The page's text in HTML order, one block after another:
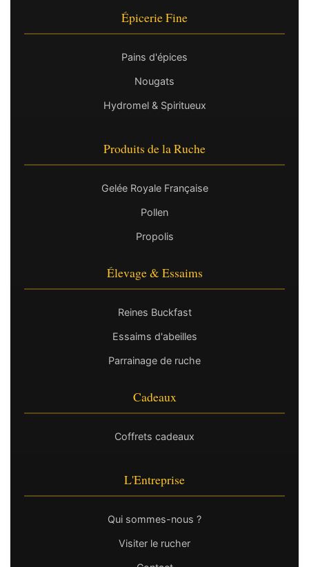
Épicerie Fine
Pains d'épices
Nougats
Hydromel & Spiritueux
Produits de la Ruche
Gelée Royale Française
Pollen
Propolis
Élevage & Essaims
Reines Buckfast
Essaims d'abeilles
Parrainage de ruche
Cadeaux
Coffrets cadeaux
L'Entreprise
Qui sommes-nous ?
Visiter le rucher